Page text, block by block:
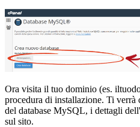
Ora visita il tuo dominio (es.
procedura di installazione. Ti
del database MySQL, i dettagli
sul sito.